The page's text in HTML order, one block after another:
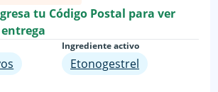
tu Código Postal para ver
Ingrediente activo
Etonogestrel